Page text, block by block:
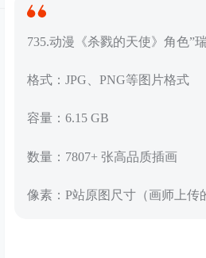
735.动漫《杀戮的天使》角色”
格式：JPG、PNG等图片格式
容量：6.15 GB
数量：7807+ 张高品质插画
像素：P站原图尺寸（画师上传